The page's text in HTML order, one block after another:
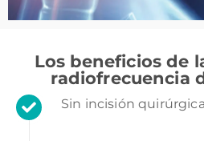
Los beneficios de
radiofrecuencia
Sin incisión